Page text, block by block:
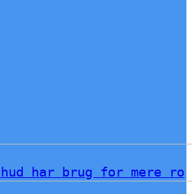
har brug for mere ro